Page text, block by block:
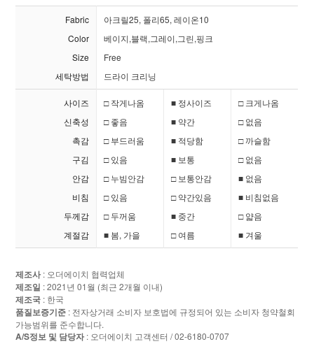
Fabric
아크릴25, 폴리65, 레이온10
Color
베이지,블랙,그레이,그린,핑크
Size
Free
세탁방법
드라이 크리닝
사이즈 □ 작게나옴 ■ 정사이즈
□ 크게나옴
신축성
□ 좋음 ■ 약간
□ 없음
촉감
□ 부드러움 ■ 적당함
□ 까슬함
구김
□ 있음 ■ 보통
□ 없음
안감
□ 누빔안감 □ 보통안감
■ 없음
비침
□ 있음 □ 약간있음
■ 비침없음
두께감
□ 두꺼움 ■ 중간
□ 얇음
계절감
■ 봄, 가을 □ 여름 ■ 겨울
제조사: 오더에이치 협력업체
제조일 : 2021년 01월 (최근 2개월 이내)
제조국 : 한국
품질보증기준 : 전자상거래 소비자 보호법에 규정되어 있는 소비자 청약철회
가능범위를 준수합니다.
A/S정보 및 담당자: 오더에이치 고객센터 / 02-6180-0707